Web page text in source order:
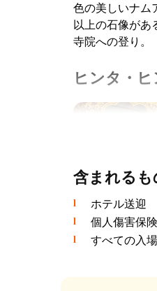
色の美しいナム
以上の石像があ
寺院への登り。
ヒンタ・
含まれるも
ホテル送迎
個人傷害保険
すべての入